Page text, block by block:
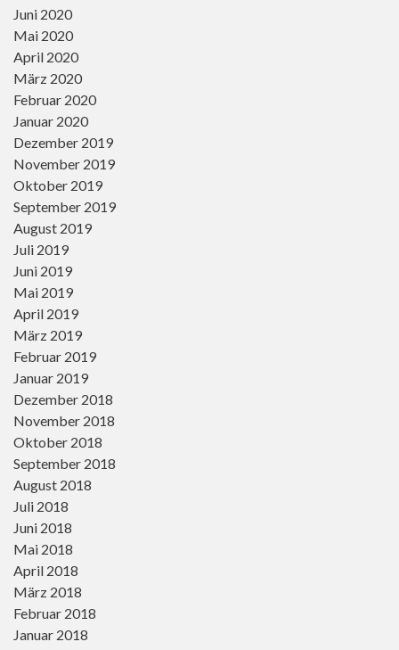
Juni 2020
Mai 2020
April 2020
März 2020
Februar 2020
Januar 2020
Dezember 2019
November 2019
Oktober 2019
September 2019
August 2019
Juli 2019
Juni 2019
Mai 2019
April 2019
März 2019
Februar 2019
Januar 2019
Dezember 2018
November 2018
Oktober 2018
September 2018
August 2018
Juli 2018
Juni 2018
Mai 2018
April 2018
März 2018
Februar 2018
Januar 2018